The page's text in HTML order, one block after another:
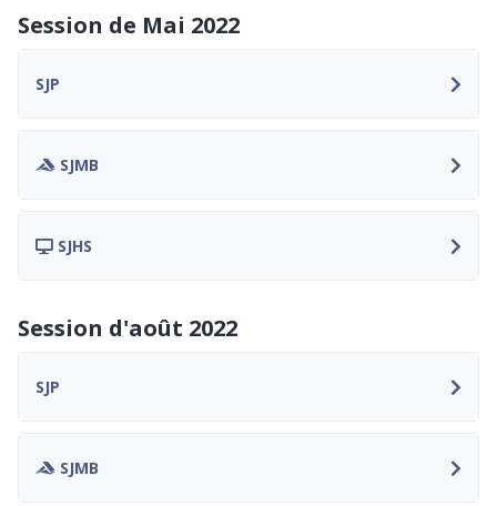
Session de Mai 2022
SJP
SJMB
SJHS
Session d'août 2022
SJP
SJMB